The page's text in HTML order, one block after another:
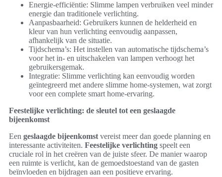
Energie-efficiëntie: Slimme lampen verbruiken veel minder
energie dan traditionele verlichting.
Aanpasbaarheid: Gebruikers kunnen de helderheid en
kleur van hun verlichting eenvoudig aanpassen,
afhankelijk van de situatie.
Tijdschema’s: Het instellen van automatische tijdschema’s
voor het in- en uitschakelen van lampen verhoogt het
gebruikersgemak.
Integratie: Slimme verlichting kan eenvoudig worden
geïntegreerd met andere slimme home-systemen, wat zorgt
voor een complete smart home-ervaring.
Feestelijke verlichting: de sleutel tot een geslaagde
bijeenkomst
Een geslaagde bijeenkomst vereist meer dan goede planning en
interessante activiteiten. Feestelijke verlichting speelt een
cruciale rol in het creëren van de juiste sfeer. De manier waarop
een ruimte is verlicht, kan de gemoedstoestand van de gasten
beïnvloeden en bijdragen aan een positieve ervaring.